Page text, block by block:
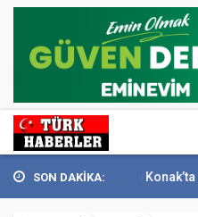
SON DAKİKA:
İsmail Sivri Konak’ta anıldı